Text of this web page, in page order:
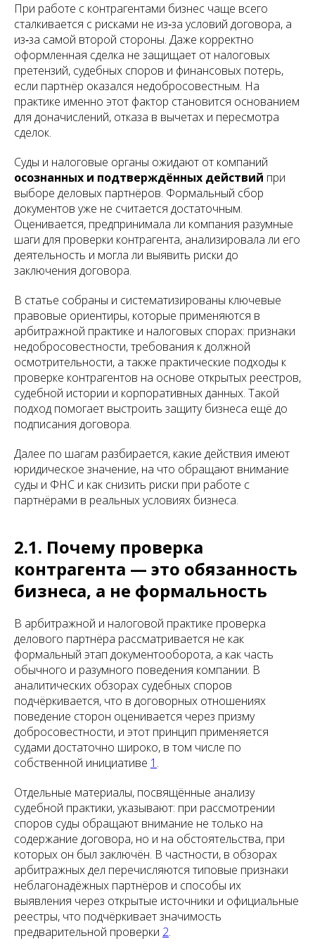
При работе с контрагентами бизнес чаще всего
сталкивается с рисками не из‑за условий договора, а
из‑за самой второй стороны. Даже корректно
оформленная сделка не защищает от налоговых
претензий, судебных споров и финансовых потерь,
если партнёр оказался недобросовестным. На
практике именно этот фактор становится основанием
для доначислений, отказа в вычетах и пересмотра
сделок.
Суды и налоговые органы ожидают от компаний
осознанных и подтверждённых действий при
выборе деловых партнёров. Формальный сбор
документов уже не считается достаточным.
Оценивается, предпринимала ли компания разумные
шаги для проверки контрагента, анализировала ли его
деятельность и могла ли выявить риски до
заключения договора.
В статье собраны и систематизированы ключевые
правовые ориентиры, которые применяются в
арбитражной практике и налоговых спорах: признаки
недобросовестности, требования к должной
осмотрительности, а также практические подходы к
проверке контрагентов на основе открытых реестров,
судебной истории и корпоративных данных. Такой
подход помогает выстроить защиту бизнеса ещё до
подписания договора.
Далее по шагам разбирается, какие действия имеют
юридическое значение, на что обращают внимание
суды и ФНС и как снизить риски при работе с
партнёрами в реальных условиях бизнеса.
2.1. Почему проверка
контрагента — это обязанность
бизнеса, а не формальность
В арбитражной и налоговой практике проверка
делового партнёра рассматривается не как
формальный этап документооборота, а как часть
обычного и разумного поведения компании. В
аналитических обзорах судебных споров
подчёркивается, что в договорных отношениях
поведение сторон оценивается через призму
добросовестности, и этот принцип применяется
судами достаточно широко, в том числе по
собственной инициативе 1 .
Отдельные материалы, посвящённые анализу
судебной практики, указывают: при рассмотрении
споров суды обращают внимание не только на
содержание договора, но и на обстоятельства, при
которых он был заключён. В частности, в обзорах
арбитражных дел перечисляются типовые признаки
неблагонадёжных партнёров и способы их
выявления через открытые источники и официальные
реестры, что подчёркивает значимость
предварительной проверки 2.